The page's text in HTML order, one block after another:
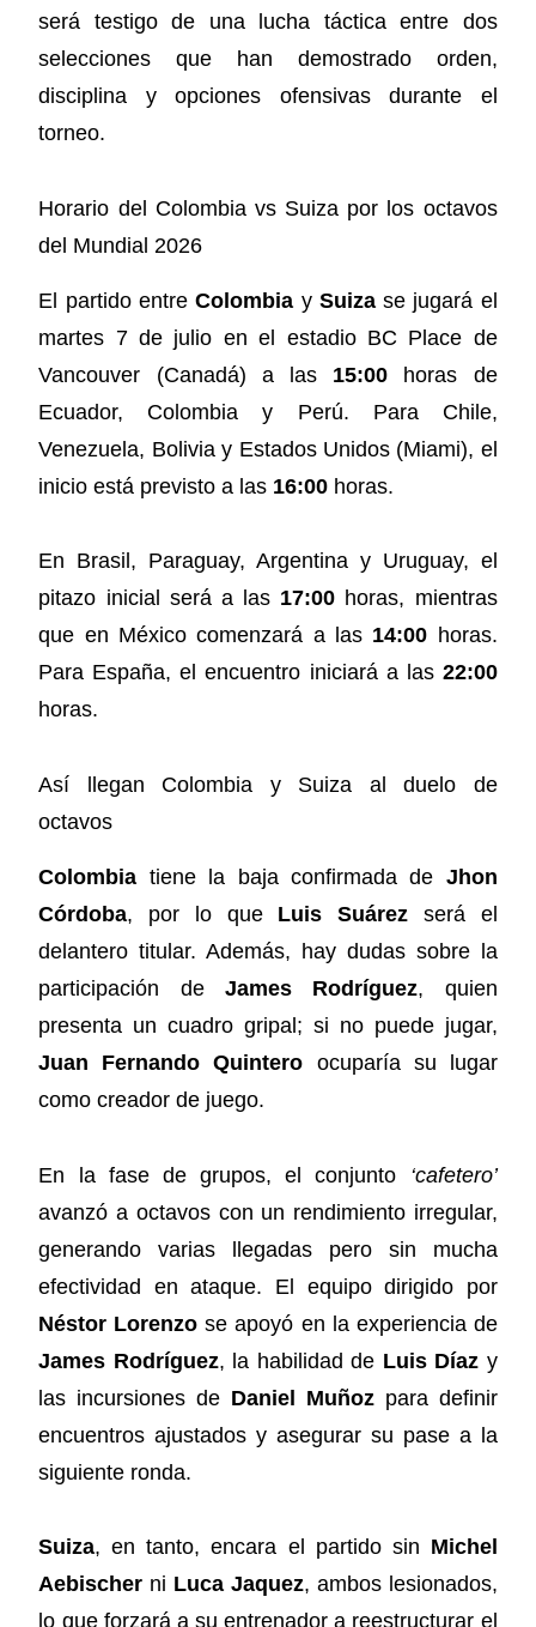
será testigo de una lucha táctica entre dos
selecciones que han demostrado orden,
disciplina y opciones ofensivas durante el
torneo.
Horario del Colombia vs Suiza por los octavos
del Mundial 2026
El partido entreColombia y Suizase jugará el
martes 7 de julio en el estadio BC Place de
Vancouver (Canadá) a las 15:00 horas de
Ecuador, Colombia y Perú. Para Chile,
Venezuela, Bolivia y Estados Unidos (Miami), el
inicio está previsto a las 16:00 horas.
En Brasil, Paraguay, Argentina y Uruguay, el
pitazo inicial será a las 17:00 horas, mientras
que en México comenzará a las 14:00 horas.
Para España, el encuentro iniciará a las 22:00
horas.
Así llegan Colombia y Suiza al duelo de
octavos
Colombia tiene la baja confirmada de Jhon
Córdoba, por lo que Luis Suárez será el
delantero titular. Además, hay dudas sobre la
participación de James Rodríguez, quien
presenta un cuadro gripal; si no puede jugar,
Juan Fernando Quintero ocuparía su lugar
como creador de juego.
En la fase de grupos, el conjunto ‘cafetero’
avanzó a octavos con un rendimiento irregular,
generando varias llegadas pero sin mucha
efectividad en ataque. El equipo dirigido por
Néstor Lorenzo se apoyó en la experiencia de
James Rodríguez, la habilidad de Luis Díaz y
las incursiones de Daniel Muñozpara definir
encuentros ajustados y asegurar su pase a la
siguiente ronda.
Suiza, en tanto, encara el partido sin Michel
Aebischer ni Luca Jaquez, ambos lesionados,
lo que forzará a su entrenador a reestructurar el